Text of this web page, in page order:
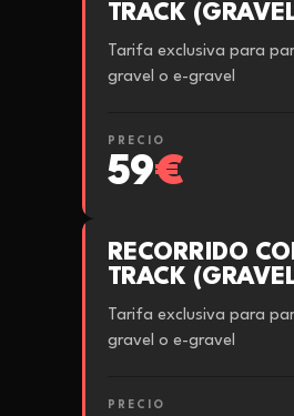
TRACK
Tarifa exclusiva para
gravel o e-gravel
PRECIO
59€
RECORRIDO
TRACK
Tarifa exclusiva para
gravel o e-gravel
PRECIO